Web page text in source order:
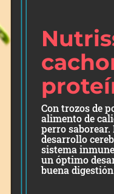
Con trozos de
alimento de
perro
desarrollo
sistema
un óptimo
buena